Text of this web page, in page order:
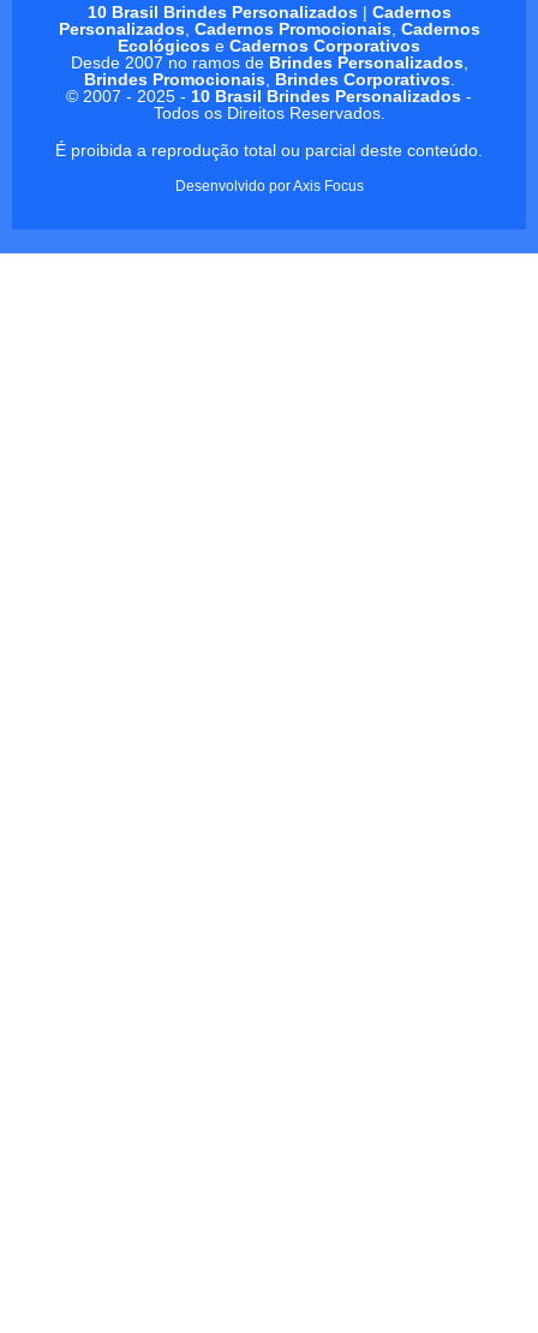
10 Brasil Brindes Personalizados| Cadernos
Personalizados, Cadernos Promocionais, Cadernos
Ecológicos e Cadernos Corporativos
Desde 2007 no ramos de Brindes Personalizados,
Brindes Promocionais, Brindes Corporativos.
© 2007 - 2025 - 10 Brasil Brindes Personalizados -
Todos os Direitos Reservados.
É proibida a reprodução total ou parcial deste conteúdo.
Desenvolvido porAxis Focus